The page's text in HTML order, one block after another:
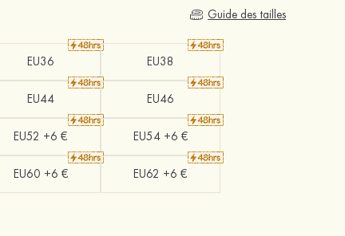
Guide des tailles
EU36 EU38
EU44 EU46
EU52 +6 € EU54 +6 €
EU60 +6 € EU62 +6 €